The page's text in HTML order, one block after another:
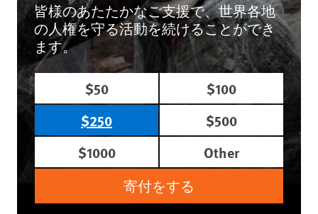
皆様のあたたかなご支援で、世界各地
の人権を守る活動を続けることができ
ます。
$50
$100
$250
$500
$1000
Other
寄付をする